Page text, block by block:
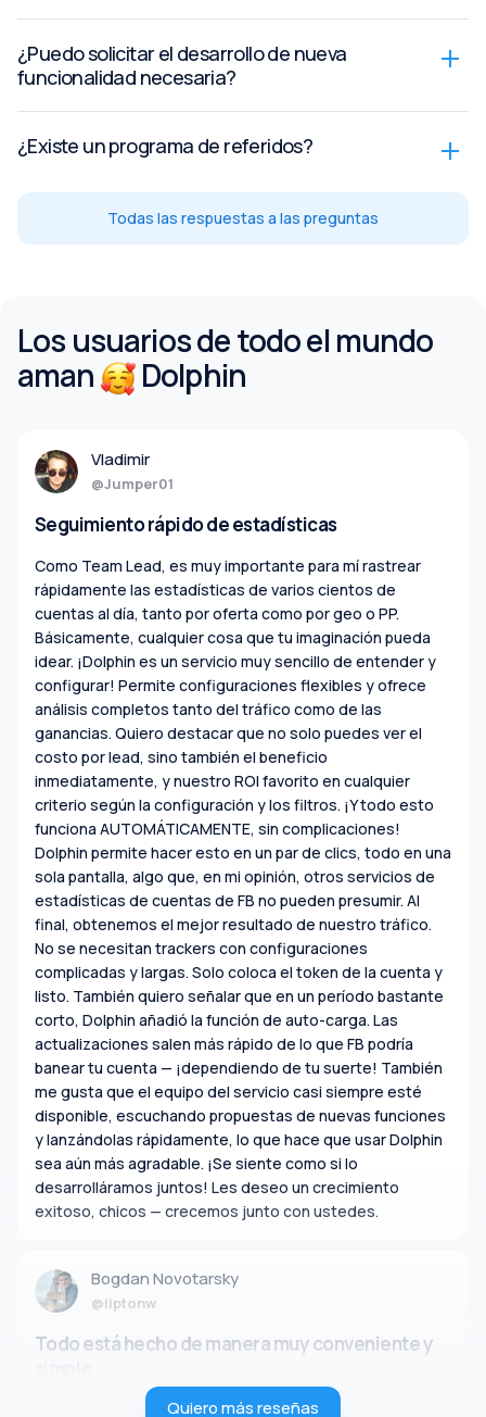
¿Puedo solicitar el desarrollo de nueva
funcionalidad necesaria?
¿Existe un programa de referidos?
Todas las respuestas a las preguntas
Los usuarios de todo el mundo
aman
Dolphin
Quiero más reseñas
Vladimir
@Jumper01
Seguimiento rápido de estadísticas
Como Team Lead, es muy importante para mí rastrear
rápidamente las estadísticas de varios cientos de
cuentas al día, tanto por oferta como por geo o PP.
Básicamente, cualquier cosa que tu imaginación pueda
idear. ¡Dolphin es un servicio muy sencillo de entender y
configurar! Permite configuraciones flexibles y ofrece
análisis completos tanto del tráfico como de las
ganancias. Quiero destacar que no solo puedes ver el
costo por lead, sino también el beneficio
inmediatamente, y nuestro ROI favorito en cualquier
criterio según la configuración y los filtros. ¡Y todo esto
funciona AUTOMÁTICAMENTE, sin complicaciones!
Dolphin permite hacer esto en un par de clics, todo en una
sola pantalla, algo que, en mi opinión, otros servicios de
estadísticas de cuentas de FB no pueden presumir. Al
final, obtenemos el mejor resultado de nuestro tráfico.
No se necesitan trackers con configuraciones
complicadas y largas. Solo coloca el token de la cuenta y
listo. También quiero señalar que en un período bastante
corto, Dolphin añadió la función de auto-carga. Las
actualizaciones salen más rápido de lo que FB podría
banear tu cuenta — ¡dependiendo de tu suerte! También
me gusta que el equipo del servicio casi siempre esté
disponible, escuchando propuestas de nuevas funciones
y lanzándolas rápidamente, lo que hace que usar Dolphin
sea aún más agradable. ¡Se siente como si lo
desarrolláramos juntos! Les deseo un crecimiento
exitoso, chicos — crecemos junto con ustedes.
Bogdan Novotarsky
@liptonw
Todo está hecho de manera muy conveniente y
Durante mi tiempo usando Dolphin, cargué un poco más